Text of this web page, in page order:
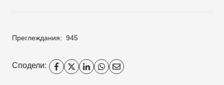
Преглеждания: 945
Сподели: